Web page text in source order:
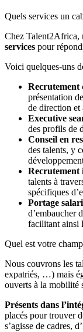
Quels services un
Chez Talent2Africa,
services pour
Voici quelques-uns
Recrutement
présentation
de direction et
Executive
des profils de
Conseil en
des talents, y
Recrutement
talents à
spécifiques
Portage
d’embaucher
facilitant ainsi
Quel est votre
Nous couvrons les
expatriés, …) mais
ouverts à la mobilité
Présents dans
placés pour trouver
s’agisse de cadres,